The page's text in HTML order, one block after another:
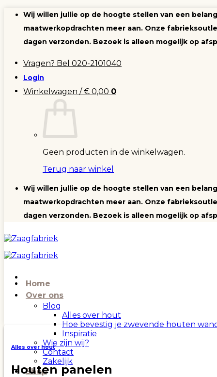
inhoud
Wij willen jullie op de hoogte stellen van een
maatwerkopdrachten meer aan. Onze
dagen verzonden. Bezoek is alleen mogelijk op
Vragen? Bel 020-2101040
Login
Winkelwagen /€ 0,00 0
Geen producten in de winkelwagen.
Terug naar winkel
Wij willen jullie op de hoogte stellen van een
maatwerkopdrachten meer aan. Onze
dagen verzonden. Bezoek is alleen mogelijk op
Home
Over ons
Blog
Alles over hout
Hoe bevestig je zwevende houten
Inspiratie
Wie zijn wij?
Contact
Zakelijk
Shop
Alles over hout
Houten panelen